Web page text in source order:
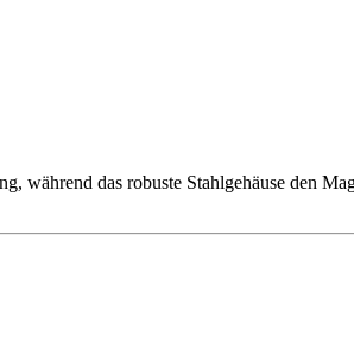
während das robuste Stahlgehäuse den